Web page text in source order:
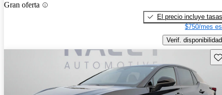
Gran oferta
El precio incluye tasas
$750/mes
Verif. disponibilidad